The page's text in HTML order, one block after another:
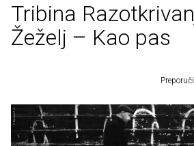
Tribina
Žeželj – Kao pas